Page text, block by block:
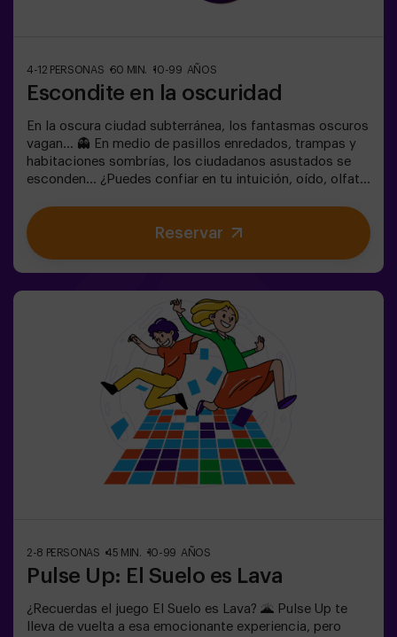
4-12 PERSONAS 60 MIN. 10-99 AÑOS
Escondite en la oscuridad
En la oscura ciudad subterránea, los fantasmas oscuros
vagan... 👻 En medio de pasillos enredados, trampas y
habitaciones sombrías, los ciudadanos asustados se
esconden... ¿Puedes confiar en tu intuición, oído, olfato
luego encontrar a tus amigos? 🔦 El escondite en la
Oscuridad es similar al juego tradicional, solo que se
lleva a cabo en la oscuridad (con una luz de juego
para los niños. Aquí encontrarás escondites, trampas,
laberintos, túneles y otros obstáculos. Las paredes
están tapizadas con diferentes recubrimientos para
orientarse al tacto, y todo el juego se acompaña de
efectos especiales de sonido y luz. 🌌✅ Ideal para
grupos grandes | planes con amigos | adolescentes |
team building ❗Los jugadores menores de 14 años o
igual deberán entrar acompañados por al menos de un
adulto. Existe la opción de que un monitor les
acompañe en la aventura, consúltanos las
condiciones.Este juego no es un Escape Room y no es
Reservar
2-8 PERSONAS 45 MIN. 10-99 AÑOS
Pulse Up: El Suelo es Lava
¿Recuerdas el juego El Suelo es Lava? 🌋 Pulse Up te
lleva de vuelta a esa emocionante experiencia, pero